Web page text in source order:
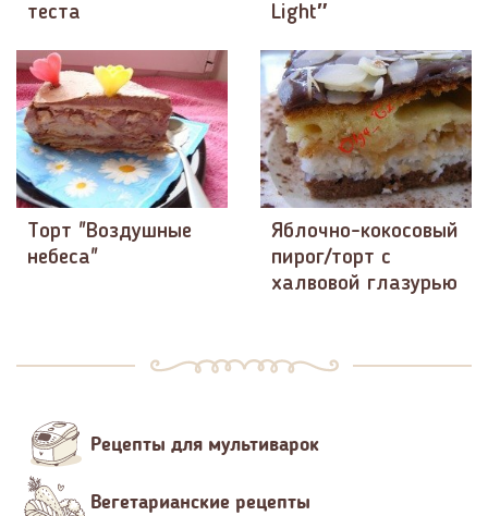
теста
Light″
Торт "Воздушные
небеса"
Яблочно-кокосовый
пирог/торт с
халвовой глазурью
Рецепты для мультиварок
Вегетарианские рецепты